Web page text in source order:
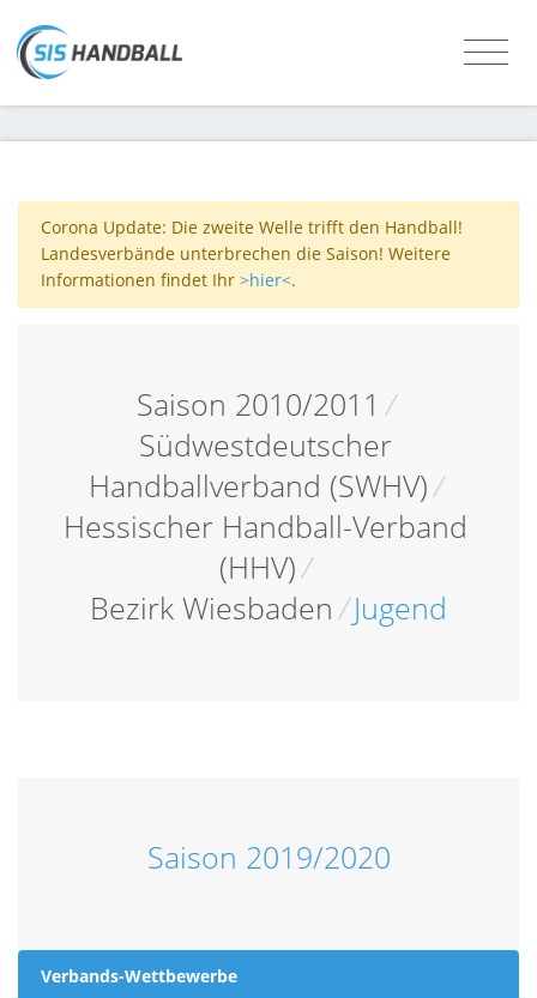
Corona Update: Die zweite Welle trifft den Handball!
Landesverbände unterbrechen die Saison! Weitere
Informationen findet Ihr >hier<.
Saison 2010/2011 /
Südwestdeutscher
Handballverband (SWHV)/
Hessischer Handball-Verband
(HHV)/
Bezirk Wiesbaden/Jugend
Saison 2019/2020
Verbands-Wettbewerbe